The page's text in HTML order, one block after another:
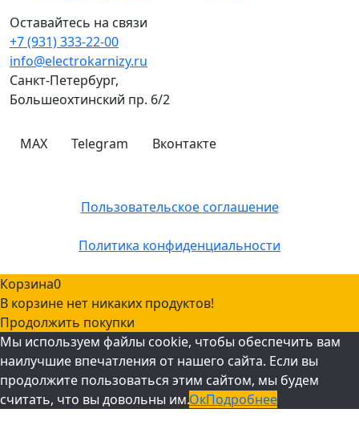
Оставайтесь на связи
+7 (931) 333-22-00
info@electrokarnizy.ru
Санкт-Петербург,
Большеохтинский пр. 6/2
MAX Telegram
Вконтакте
Пользовательское соглашение
Политика конфиденциальности
Корзина0
В корзине нет никаких продуктов!
Продолжить покупки
Мы используем файлы cookie, чтобы обеспечить вам
наилучшие впечатления от нашего сайта. Если вы
продолжите пользоваться этим сайтом, мы будем
считать, что вы довольны им.ОкПодробнее